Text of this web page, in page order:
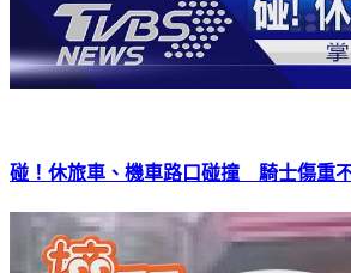
碰！休旅車、機車路口碰撞 騎士傷重